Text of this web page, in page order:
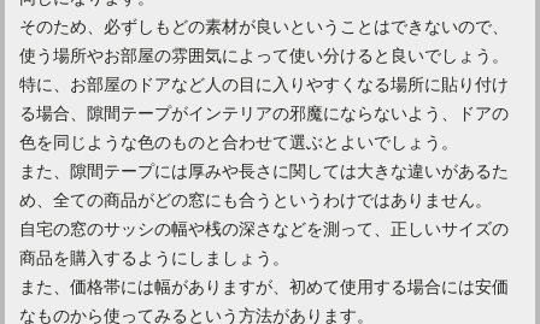
そのため、必ずしもどの素材が良いということはできないので、
使う場所やお部屋の雰囲気によって使い分けると良いでしょう。
特に、お部屋のドアなど人の目に入りやすくなる場所に貼り付け
る場合、隙間テープがインテリアの邪魔にならないよう、ドアの
色を同じような色のものと合わせて選ぶとよいでしょう。
また、隙間テープには厚みや長さに関しては大きな違いがあるた
め、全ての商品がどの窓にも合うというわけではありません。
自宅の窓のサッシの幅や桟の深さなどを測って、正しいサイズの
商品を購入するようにしましょう。
また、価格帯には幅がありますが、初めて使用する場合には安価
なものから使ってみるという方法があります。